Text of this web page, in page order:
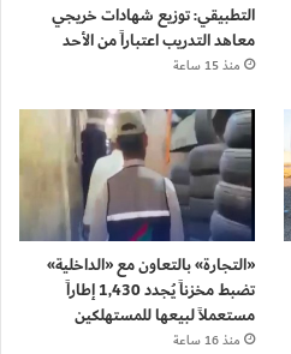
التطبيقي: توزيع شهادات خريجي
معاهد التدريب اعتباراً من الأحد
منذ 15 ساعة
«التجارة» بالتعاون مع «الداخلية»
تضبط مخزناً يُجدد 1,430 إطاراً
مستعملاً لبيعها للمستهلكين
منذ 16 ساعة